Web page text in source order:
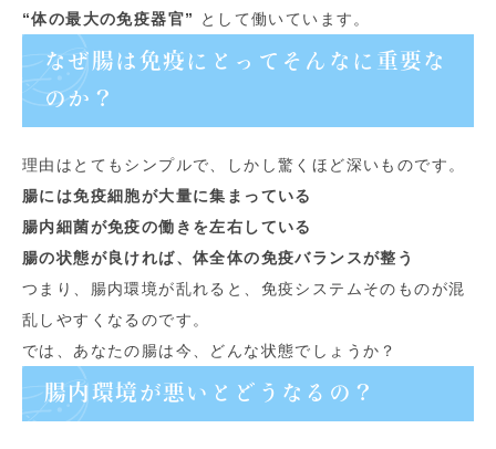
“体の最大の免疫器官” として働いています。
なぜ腸は免疫にとってそんなに重要な
のか？
理由はとてもシンプルで、しかし驚くほど深いものです。
腸には免疫細胞が大量に集まっている
腸内細菌が免疫の働きを左右している
腸の状態が良ければ、体全体の免疫バランスが整う
つまり、腸内環境が乱れると、免疫システムそのものが混
乱しやすくなるのです。
では、あなたの腸は今、どんな状態でしょうか？
腸内環境が悪いとどうなるの？